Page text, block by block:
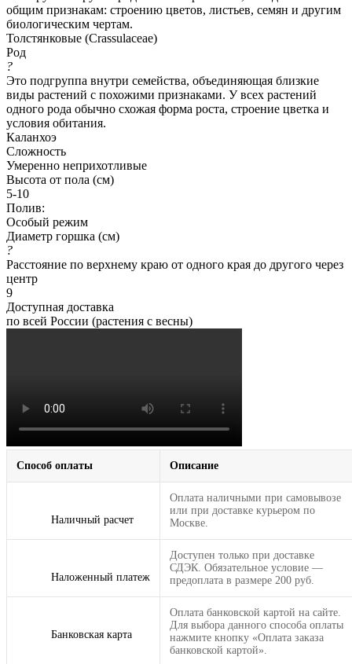
общим признакам: строению цветов, листьев, семян и другим
биологическим чертам.
Толстянковые (Crassulaceae)
Род
?
Это подгруппа внутри семейства, объединяющая близкие
виды растений с похожими признаками. У всех растений
одного рода обычно схожая форма роста, строение цветка и
условия обитания.
Каланхоэ
Сложность
Умеренно неприхотливые
Высота от пола (см)
5-10
Полив:
Особый режим
Диаметр горшка (см)
?
Расстояние по верхнему краю от одного края до другого через
центр
9
Доступная доставка
по всей России (растения с весны)
Способ оплаты Описание
Наличный расчет
Оплата наличными при самовывозе
или при доставке курьером по
Москве.
Наложенный платеж
Доступен только при доставке
СДЭК. Обязательное условие —
предоплата в размере 200 руб.
Банковская карта
Оплата банковской картой на сайте.
Для выбора данного способа оплаты
нажмите кнопку «Оплата заказа
банковской картой».